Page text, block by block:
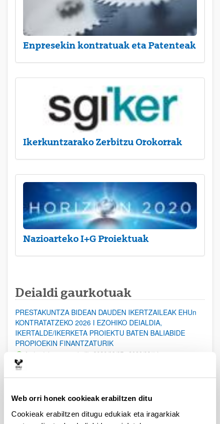
Web orri honek cookieak erabiltzen ditu
Cookieak erabiltzen ditugu edukiak eta iragarkiak
Enpresekin kontratuak eta Patenteak
Ikerkuntzarako Zerbitzu Orokorrak
Nazioarteko I+G Proiektuak
Deialdi gaurkotuak
PRESTAKUNTZA BIDEAN DAUDEN IKERTZAILEAK EHUn
KONTRATATZEKO 2026 I EZOHIKO DEIALDIA,
IKERTALDE/IKERKETA PROIEKTU BATEN BALIABIDE
PROPIOEKIN FINANTZATURIK
Aurkezteko epea zabalik: 2026/08/07 - 2026/08/14
erosi eta berritzeko laguntzak 2026
Izapide irekia